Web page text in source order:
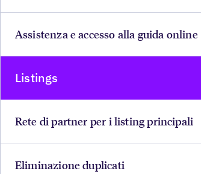
Assistenza e accesso alla guida online
Listings
Rete di partner per i listing principali
Eliminazione duplicati